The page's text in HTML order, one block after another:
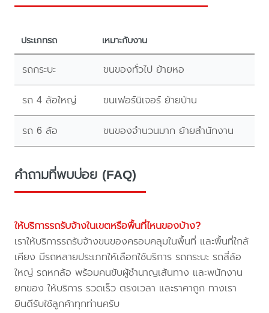
ประเภทรถ เหมาะกับงาน
รถกระบะ ขนของทั่วไป ย้ายหอ
รถ 4 ล้อใหญ่ ขนเฟอร์นิเจอร์ ย้ายบ้าน
รถ 6 ล้อ ขนของจำนวนมาก ย้ายสำนักงาน
คำถามที่พบบ่อย (FAQ)
ให้บริการรถรับจ้างในเขตหรือพื้นที่ไหนของบ้าง?
เราให้บริการรถรับจ้างขนของครอบคลุมในพื้นที่ และพื้นที่ใกล้
เคียง มีรถหลายประเภทให้เลือกใช้บริการ รถกระบะ รถสี่ล้อ
ใหญ่ รถหกล้อ พร้อมคนขับผู้ชำนาญเส้นทาง และพนักงาน
ยกของ ให้บริการ รวดเร็ว ตรงเวลา และราคาถูก ทางเรา
ยินดีรับใช้ลูกค้าทุกท่านครับ